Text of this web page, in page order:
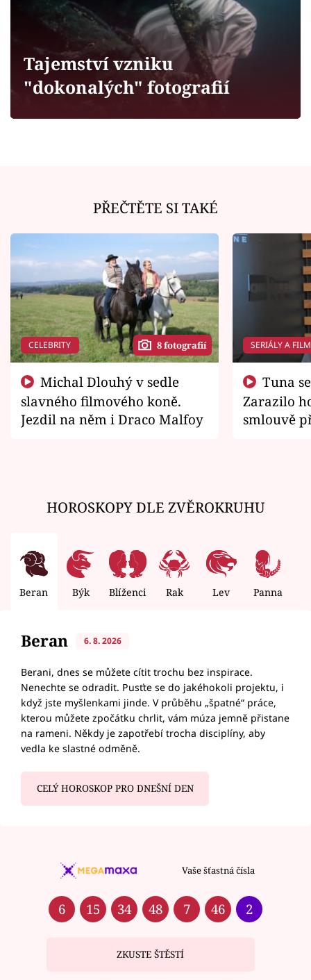
Sledujte prima+
Filmový festival Karlovy Vary
Sledujte nás
Tajemství vzniku
"dokonalých" fotografií
PŘEČTĚTE SI TAKÉ
CELEBRITY 8 fotografií
slavného filmového koně.
Jezdil na něm i Draco Malfoy
SERIÁLY A
Zarazilo
smlouvě
HOROSKOPY DLE ZVĚROKRUHU
Beran Býk Blíženci Rak Lev Panna
Beran 6. 8. 2026
Berani, dnes se můžete cítit trochu bez inspirace.
Nenechte se odradit. Pusťte se do jakéhokoli projektu, i
když jste myšlenkami jinde. V průběhu „špatné“ práce,
kterou můžete zpočátku chrlit, vám múza jemně přistane
na rameni. Někdy je zapotřebí trocha disciplíny, aby
vedla ke slastné odměně.
CELÝ HOROSKOP PRO DNEŠNÍ DEN
Vaše šťastná čísla
6 15 34 48 7 46 2
ZKUSTE ŠTĚSTÍ